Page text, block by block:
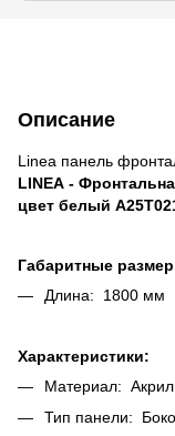
Описание
Linea панель
LINEA -
цвет белый
Габаритные
Длина: 1800 мм
Характеристики:
Материал: Акрил
Тип панели: